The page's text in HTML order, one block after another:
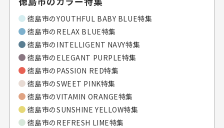
徳島市のYOUTHFUL BABY BLUE特集
徳島市のRELAX BLUE特集
徳島市のINTELLIGENT NAVY特集
徳島市のELEGANT PURPLE特集
徳島市のPASSION RED特集
徳島市のSWEET PINK特集
徳島市のVITAMIN ORANGE特集
徳島市のSUNSHINE YELLOW特集
徳島市のREFRESH LIME特集